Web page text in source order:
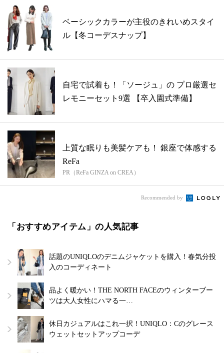
ベーシックカラーが主役のきれいめスタイ
ル【冬コーデスナップ】
自宅で試着も！「ソージュ」の プロ厳選セ
レモニーセット9選 【卒入園式準備】
上質な眠りも美髪ケアも！ 銀座で体感する
ReFa
PR（ReFa GINZA on CREA）
Recommended by
「おすすめアイテム」の人気記事
話題のUNIQLOのデニムジャケットを購入！春気分投
入のコーディネート
品よく暖かい！THE NORTH FACEのウィンターブー
ツは大人女性にハマる一…
休日カジュアルはこれ一択！UNIQLO：Cのグレース
ウェットセットアップコーデ